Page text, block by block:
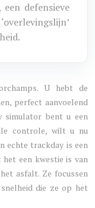
defensieve
U hebt de
perfect aanvoelend
bent u een
controle, wilt u nu
echte trackday is een
een kwestie is van
asfalt. Ze focussen
die ze op het